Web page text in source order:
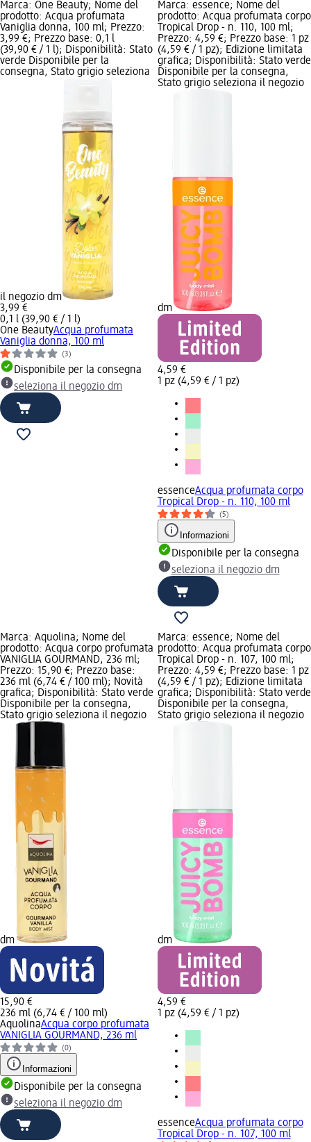
Marca: One Beauty; Nome del
prodotto: Acqua profumata
Vaniglia donna, 100 ml; Prezzo:
3,99 €; Prezzo base: 0,1 l
(39,90 € / 1 l); Disponibilità: Stato
verde Disponibile per la
consegna, Stato grigio seleziona
il negozio dm
3,99 €
0,1 l (39,90 € / 1 l)
One BeautyAcqua profumata
Vaniglia donna, 100 ml
(3)
Disponibile per la consegna
seleziona il negozio dm
Marca: essence; Nome del
prodotto: Acqua profumata corpo
Tropical Drop - n. 110, 100 ml;
Prezzo: 4,59 €; Prezzo base: 1 pz
(4,59 € / 1 pz); Edizione limitata
grafica; Disponibilità: Stato verde
Disponibile per la consegna,
Stato grigio seleziona il negozio
dm
4,59 €
1 pz (4,59 € / 1 pz)
essenceAcqua profumata corpo
Tropical Drop - n. 110, 100 ml
(5)
Informazioni
Disponibile per la consegna
seleziona il negozio dm
Marca: Aquolina; Nome del
prodotto: Acqua corpo profumata
VANIGLIA GOURMAND, 236 ml;
Prezzo: 15,90 €; Prezzo base:
236 ml (6,74 € / 100 ml); Novità
grafica; Disponibilità: Stato verde
Disponibile per la consegna,
Stato grigio seleziona il negozio
dm
15,90 €
236 ml (6,74 € / 100 ml)
AquolinaAcqua corpo profumata
VANIGLIA GOURMAND, 236 ml
(0)
Informazioni
Disponibile per la consegna
seleziona il negozio dm
Marca: essence; Nome del
prodotto: Acqua profumata corpo
Tropical Drop - n. 107, 100 ml;
Prezzo: 4,59 €; Prezzo base: 1 pz
(4,59 € / 1 pz); Edizione limitata
grafica; Disponibilità: Stato verde
Disponibile per la consegna,
Stato grigio seleziona il negozio
dm
4,59 €
1 pz (4,59 € / 1 pz)
essenceAcqua profumata corpo
Tropical Drop - n. 107, 100 ml